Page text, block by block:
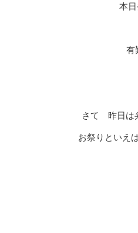
本
有
さて 昨日は
お祭りとい